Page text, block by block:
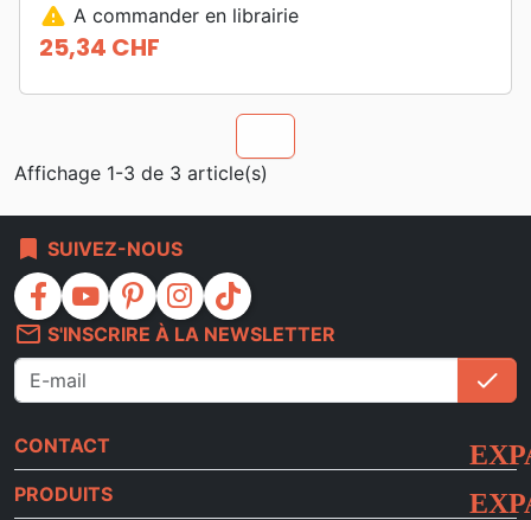
warning A commander en librairie
Prix
25,34 CHF
Affichage 1-3 de 3 article(s)
bookmark SUIVEZ-NOUS
facebook youtube pinterest instagram
tiktok
mail_outline S'INSCRIRE À LA NEWSLETTER
check
CONTACT
PRODUITS